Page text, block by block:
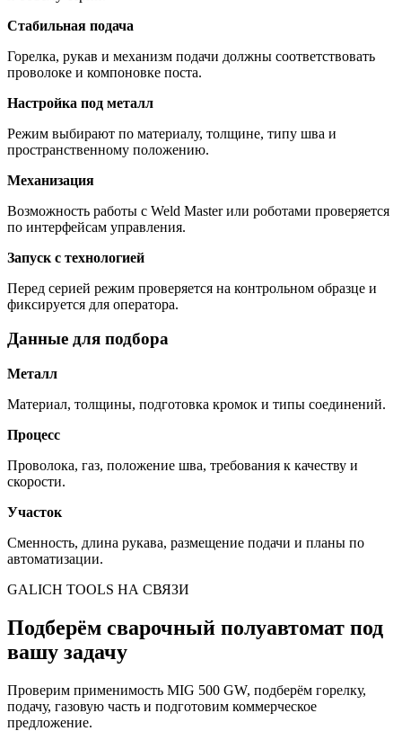
Стабильная подача
Горелка, рукав и механизм подачи должны соответствовать
проволоке и компоновке поста.
Настройка под металл
Режим выбирают по материалу, толщине, типу шва и
пространственному положению.
Механизация
Возможность работы с Weld Master или роботами проверяется
по интерфейсам управления.
Запуск с технологией
Перед серией режим проверяется на контрольном образце и
фиксируется для оператора.
Данные для подбора
Металл
Материал, толщины, подготовка кромок и типы соединений.
Процесс
Проволока, газ, положение шва, требования к качеству и
скорости.
Участок
Сменность, длина рукава, размещение подачи и планы по
автоматизации.
GALICH TOOLS НА СВЯЗИ
Подберём сварочный полуавтомат под
вашу задачу
Проверим применимость MIG 500 GW, подберём горелку,
подачу, газовую часть и подготовим коммерческое
предложение.